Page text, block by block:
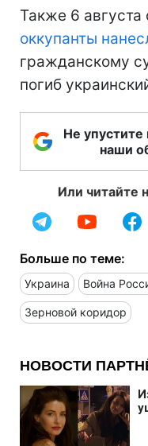
Также 6 августа
оккупанты
гражданскому
погиб
Не
наши
Или читайте
Больше по теме:
Украина Война
Зерновой коридор